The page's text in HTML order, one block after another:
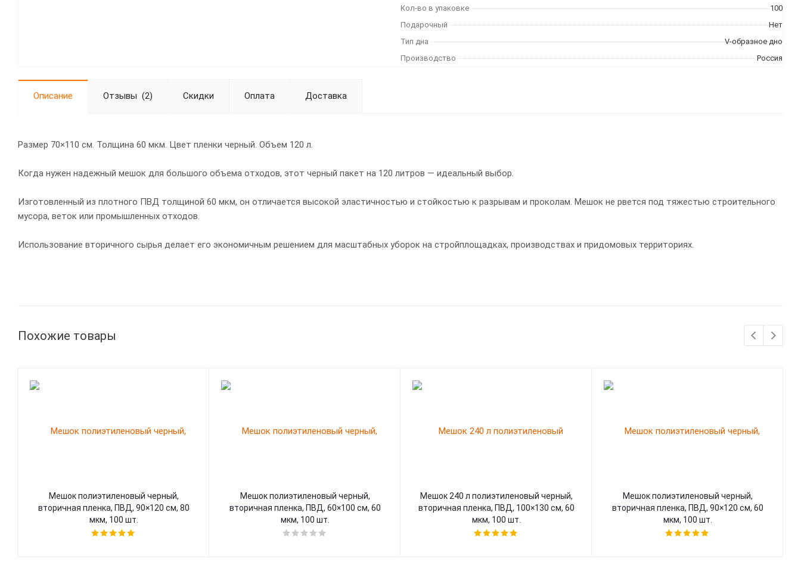
Кол-во в упаковке
100
Подарочный
Нет
Тип дна
V-образное дно
Производство
Россия
Описание Отзывы (2) Скидки Оплата Доставка
Размер 70×110 см. Толщина 60 мкм. Цвет пленки черный. Объем 120 л.
Когда нужен надежный мешок для большого объема отходов, этот черный пакет на 120 литров — идеальный выбор.
Изготовленный из плотного ПВД толщиной 60 мкм, он отличается высокой эластичностью и стойкостью к разрывам и проколам. Мешок не рвется под тяжестью строительного
мусора, веток или промышленных отходов.
Использование вторичного сырья делает его экономичным решением для масштабных уборок на стройплощадках, производствах и придомовых территориях.
Похожие товары
Мешок полиэтиленовый черный,
вторичная пленка, ПВД, 90×120 см, 80
мкм, 100 шт.
Мешок полиэтиленовый черный,
вторичная пленка, ПВД, 60×100 см, 60
мкм, 100 шт.
Мешок 240 л полиэтиленовый черный,
вторичная пленка, ПВД, 100×130 см, 60
мкм, 100 шт.
Мешок полиэтиленовый черный,
вторичная пленка, ПВД, 90×120 см, 60
мкм, 100 шт.